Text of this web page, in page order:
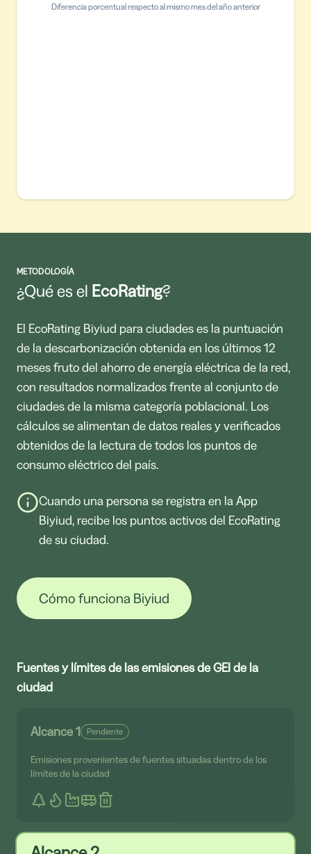
Diferencia porcentual respecto al mismo mes del año anterior
METODOLOGÍA
¿Qué es el EcoRating?
El EcoRating Biyiud para ciudades es la puntuación
de la descarbonización obtenida en los últimos 12
meses fruto del ahorro de energía eléctrica de la red,
con resultados normalizados frente al conjunto de
ciudades de la misma categoría poblacional. Los
cálculos se alimentan de datos reales y verificados
obtenidos de la lectura de todos los puntos de
consumo eléctrico del país.
Cuando una persona se registra en la App
Biyiud, recibe los puntos activos del EcoRating
de su ciudad.
Cómo funciona Biyiud
Fuentes y límites de las emisiones de GEI de la
ciudad
Alcance 1 Pendiente
Emisiones provenientes de fuentes situadas dentro de los
límites de la ciudad